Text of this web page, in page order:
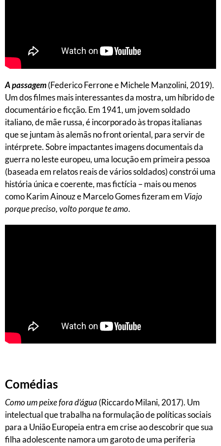
A passagem(Federico Ferrone e Michele Manzolini, 2019).
Um dos filmes mais interessantes da mostra, um híbrido de
documentário e ficção. Em 1941, um jovem soldado
italiano, de mãe russa, é incorporado às tropas italianas
que se juntam às alemãs no front oriental, para servir de
intérprete. Sobre impactantes imagens documentais da
guerra no leste europeu, uma locução em primeira pessoa
(baseada em relatos reais de vários soldados) constrói uma
história única e coerente, mas fictícia – mais ou menos
como Karim Ainouz e Marcelo Gomes fizeram em Viajo
porque preciso, volto porque te amo.
Comédias
Como um peixe fora d’água (Riccardo Milani, 2017). Um
intelectual que trabalha na formulação de políticas sociais
para a União Europeia entra em crise ao descobrir que sua
filha adolescente namora um garoto de uma periferia